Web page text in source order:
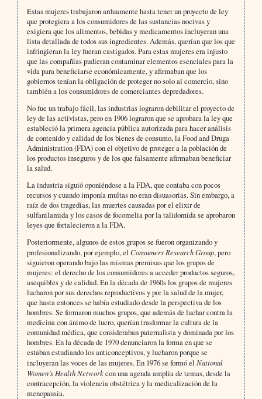
Estas mujeres trabajaron arduamente hasta tener un proyecto de ley
que protegiera a los consumidores de las sustancias nocivas y
exigiera que los alimentos, bebidas y medicamentos incluyeran una
lista detallada de todos sus ingredientes. Además, querían que los que
infringieran la ley fueran castigados. Para estas mujeres era injusto
que las compañías pudieran contaminar elementos esenciales para la
vida para beneficiarse económicamente, y afirmaban que los
gobiernos tenían la obligación de proteger no solo al comercio, sino
también a los consumidores de comerciantes depredadores.
No fue un trabajo fácil, las industrias lograron debilitar el proyecto de
ley de las activistas, pero en 1906 lograron que se aprobara la ley que
estableció la primera agencia pública autorizada para hacer análisis
de contenido y calidad de los bienes de consumo, la Food and Druga
Administration (FDA) con el objetivo de proteger a la población de
los productos inseguros y de los que falsamente afirmaban beneficiar
la salud.
La industria siguió oponiéndose a la FDA, que contaba con pocos
recursos y cuando imponía multas no eran disuasorias. Sin embargo, a
raíz de dos tragedias, las muertes causadas por el elixir de
sulfanilamida y los casos de focomelia por la talidomida se aprobaron
leyes que fortalecieron a la FDA.
Posteriormente, algunos de estos grupos se fueron organizando y
profesionalizando, por ejemplo, el Consumers Research Group, pero
siguieron operando bajo las mismas premisas que los grupos de
mujeres: el derecho de los consumidores a acceder productos seguros,
asequibles y de calidad. En la década de 1960s los grupos de mujeres
lucharon por sus derechos reproductivos y por la salud de la mujer,
que hasta entonces se había estudiado desde la perspectiva de los
hombres. Se formaron muchos grupos, que además de luchar contra la
medicina con ánimo de lucro, querían trasformar la cultura de la
comunidad médica, que consideraban paternalista y dominada por los
hombres. En la década de 1970 denunciaron la forma en que se
estaban estudiando los anticonceptivos, y lucharon porque se
incluyeran las voces de las mujeres. En 1976 se formó el National
Women’s Health Networkcon una agenda amplia de temas, desde la
contracepción, la violencia obstétrica y la medicalización de la
menopausia.